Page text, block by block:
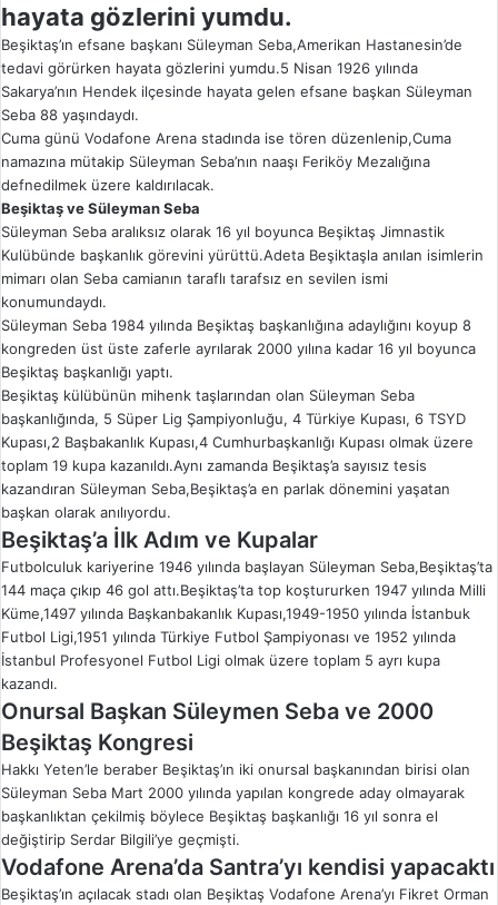
hayata gözlerini yumdu.
Beşiktaş’ın efsane başkanı Süleyman Seba,Amerikan Hastanesin’de
tedavi görürken hayata gözlerini yumdu.5 Nisan 1926 yılında
Sakarya’nın Hendek ilçesinde hayata gelen efsane başkan Süleyman
Seba 88 yaşındaydı.
Cuma günü Vodafone Arena stadında ise tören düzenlenip,Cuma
namazına mütakip Süleyman Seba’nın naaşı Feriköy Mezalığına
defnedilmek üzere kaldırılacak.
Beşiktaş ve Süleyman Seba
Süleyman Seba aralıksız olarak 16 yıl boyunca Beşiktaş Jimnastik
Kulübünde başkanlık görevini yürüttü.Adeta Beşiktaşla anılan isimlerin
mimarı olan Seba camianın taraflı tarafsız en sevilen ismi
konumundaydı.
Süleyman Seba 1984 yılında Beşiktaş başkanlığına adaylığını koyup 8
kongreden üst üste zaferle ayrılarak 2000 yılına kadar 16 yıl boyunca
Beşiktaş başkanlığı yaptı.
Beşiktaş külübünün mihenk taşlarından olan Süleyman Seba
başkanlığında, 5 Süper Lig Şampiyonluğu, 4 Türkiye Kupası, 6 TSYD
Kupası,2 Başbakanlık Kupası,4 Cumhurbaşkanlığı Kupası olmak üzere
toplam 19 kupa kazanıldı.Aynı zamanda Beşiktaş’a sayısız tesis
kazandıran Süleyman Seba,Beşiktaş’a en parlak dönemini yaşatan
başkan olarak anılıyordu.
Beşiktaş’a İlk Adım ve Kupalar
Futbolculuk kariyerine 1946 yılında başlayan Süleyman Seba,Beşiktaş’ta
144 maça çıkıp 46 gol attı.Beşiktaş’ta top koştururken 1947 yılında Milli
Küme,1497 yılında Başkanbakanlık Kupası,1949-1950 yılında İstanbuk
Futbol Ligi,1951 yılında Türkiye Futbol Şampiyonası ve 1952 yılında
İstanbul Profesyonel Futbol Ligi olmak üzere toplam 5 ayrı kupa
kazandı.
Onursal Başkan Süleymen Seba ve 2000
Beşiktaş Kongresi
Hakkı Yeten’le beraber Beşiktaş’ın iki onursal başkanından birisi olan
Süleyman Seba Mart 2000 yılında yapılan kongrede aday olmayarak
başkanlıktan çekilmiş böylece Beşiktaş başkanlığı 16 yıl sonra el
değiştirip Serdar Bilgili’ye geçmişti.
Vodafone Arena’da Santra’yı kendisi yapacaktı
Beşiktaş’ın açılacak stadı olan Beşiktaş Vodafone Arena’yı Fikret Orman